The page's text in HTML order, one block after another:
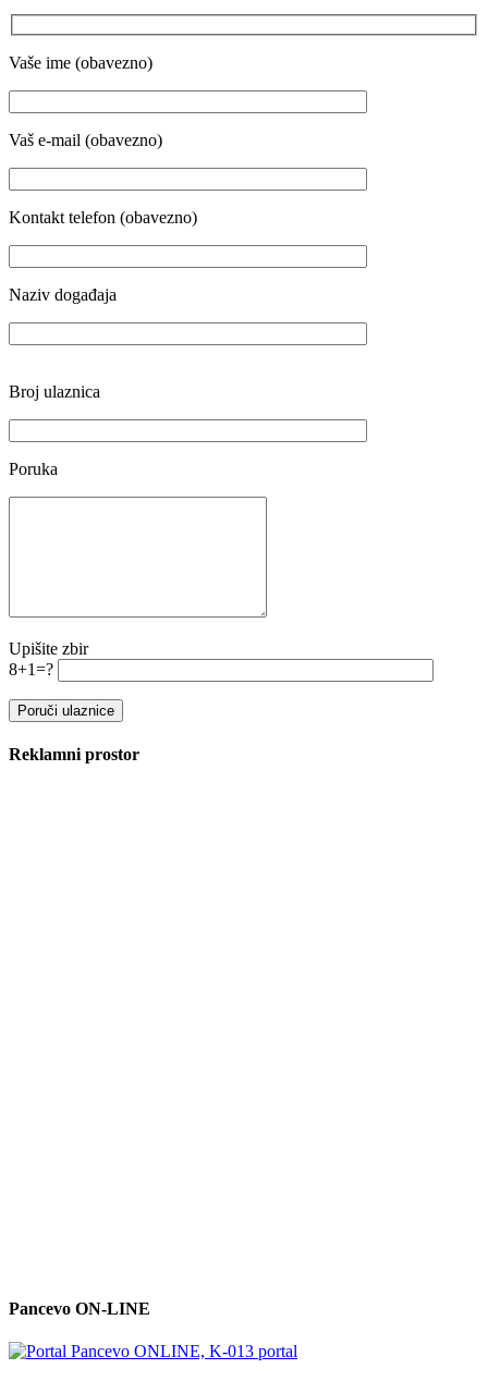
Vaše ime (obavezno)
Vaš e-mail (obavezno)
Kontakt telefon (obavezno)
Naziv događaja
Broj ulaznica
Poruka
Upišite zbir
8+1=?
Reklamni prostor
Pancevo ON-LINE